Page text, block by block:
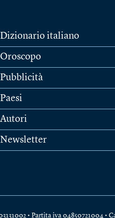
Dizionario italiano
Oroscopo
Pubblicità
Paesi
Autori
Newsletter
• Partita iva 04850721004 •